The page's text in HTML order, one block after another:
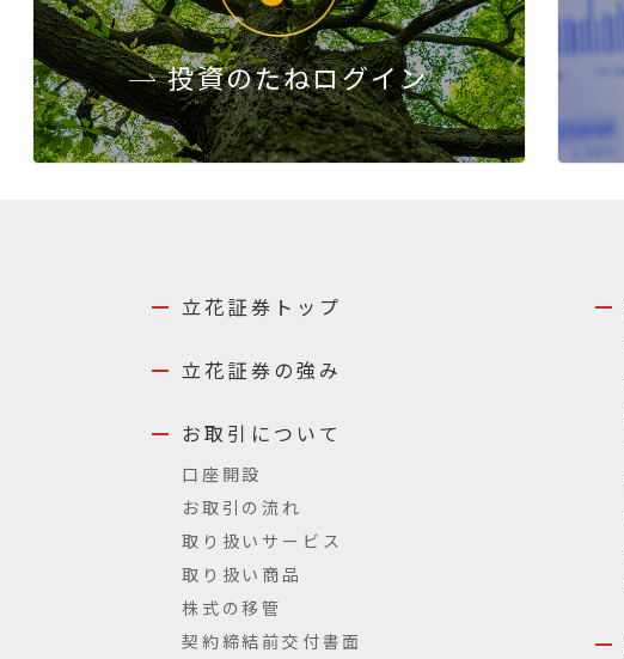
投資のたねログイン
立花証券トップ
立花証券の強み
お取引について
口座開設
お取引の流れ
取り扱いサービス
取り扱い商品
株式の移管
契約締結前交付書面